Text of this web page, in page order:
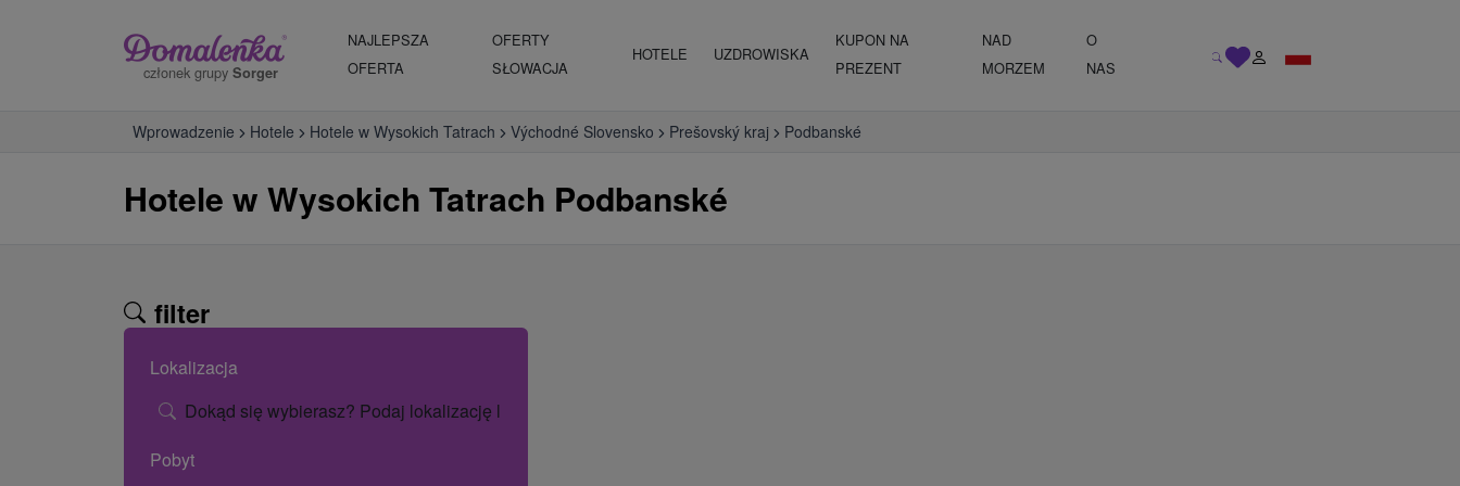
członek grupy Sorger
NAJLEPSZA
OFERTA
OFERTY
SŁOWACJA
HOTELE UZDROWISKA
KUPON NA
PREZENT
NAD
MORZEM
O
NAS
Wprowadzenie Hotele Hotele w Wysokich Tatrach Východné Slovensko Prešovský kraj Podbanské
Hotele w Wysokich Tatrach Podbanské
filter
Lokalizacja
Dokąd się wybierasz? Podaj lokalizację lub nazwę hotelu.
Pobyt